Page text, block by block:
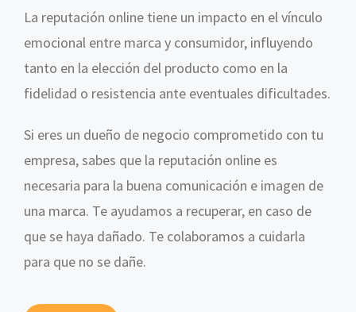
La reputación online tiene un impacto en el vínculo
emocional entre marca y consumidor, influyendo
tanto en la elección del producto como en la
fidelidad o resistencia ante eventuales dificultades.
Si eres un dueño de negocio comprometido con tu
empresa, sabes que la reputación online es
necesaria para la buena comunicación e imagen de
una marca. Te ayudamos a recuperar, en caso de
que se haya dañado. Te colaboramos a cuidarla
para que no se dañe.